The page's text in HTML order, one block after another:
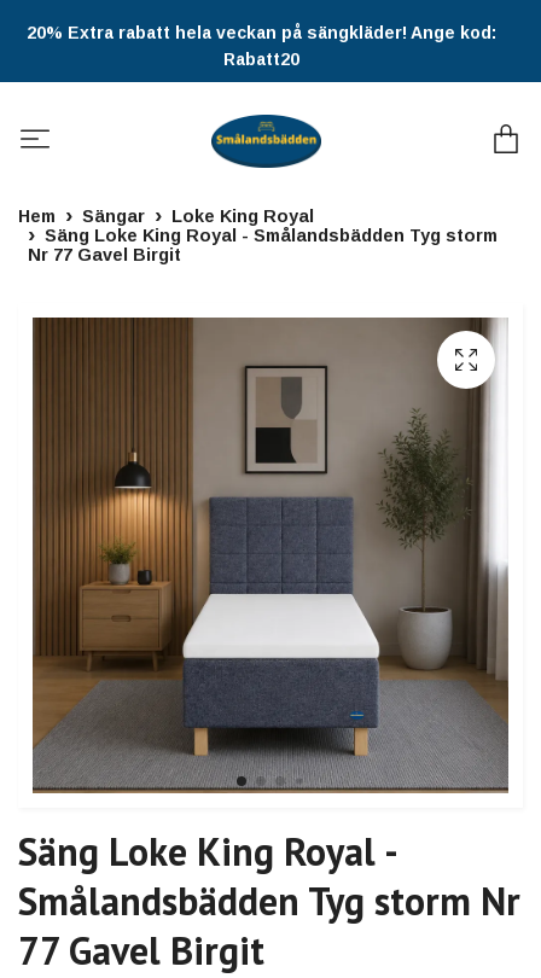
20% Extra rabatt hela veckan på sängkläder! Ange kod:
Rabatt20
Hem Sängar
Loke King Royal
Säng Loke King Royal - Smålandsbädden Tyg storm
Nr 77 Gavel Birgit
Säng Loke King Royal -
Smålandsbädden Tyg storm Nr
77 Gavel Birgit